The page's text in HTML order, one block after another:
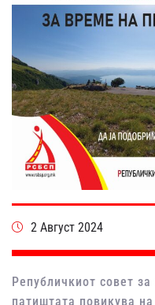
2 Август 2024
Републичкиот совет
патиштата повикува